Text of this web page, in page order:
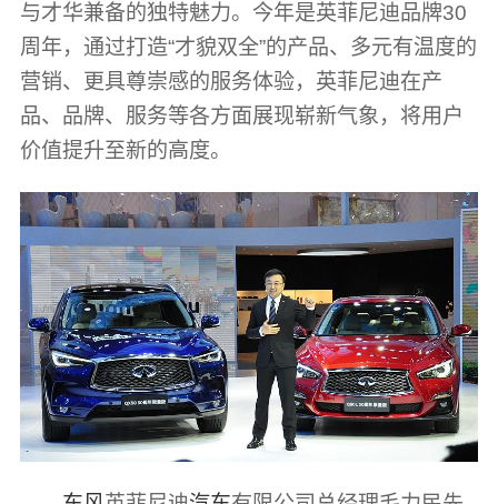
与才华兼备的独特魅力。今年是英菲尼迪品牌30
周年，通过打造“才貌双全”的产品、多元有温度的
营销、更具尊崇感的服务体验，英菲尼迪在产
品、品牌、服务等各方面展现崭新气象，将用户
价值提升至新的高度。